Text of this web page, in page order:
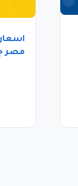
مصر